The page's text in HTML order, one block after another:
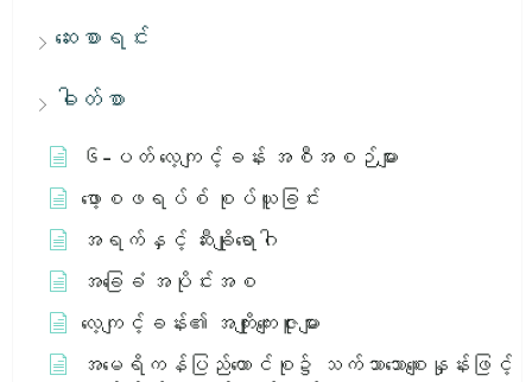
ဆေးစာရင်း
ဓါတ်စာ
၆-ပတ် လေ့ကျင့်ခန်း အစီအစဉ်များ
ဖော့စဖရပ်စ် စုပ်ယူခြင်း
အရက်နှင့် ဆီးချိုရောဂါ
အခြေခံ အပိုင်းအစ
လေ့ကျင့်ခန်း၏ အကျိုးကျေးဇူးများ
အမေရိကန်ပြည်ထောင်စု၌ သက်သာသောစျေးနှုန်းဖြင့်